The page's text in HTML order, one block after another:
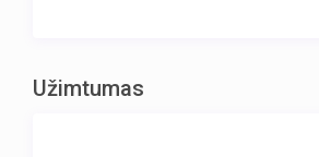
Užimtumas